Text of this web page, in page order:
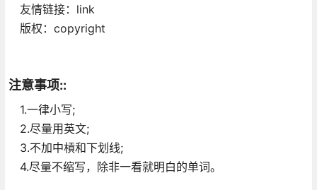
友情链接：link
版权：copyright
注意事项::
1.一律小写;
2.尽量用英文;
3.不加中槓和下划线;
4.尽量不缩写，除非一看就明白的单词。